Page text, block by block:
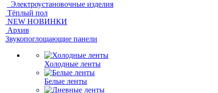
Электроустановочные изделия
Тёплый пол
NEW НОВИНКИ
Архив
Звукопоглощающие панели
Холодные ленты
Белые ленты